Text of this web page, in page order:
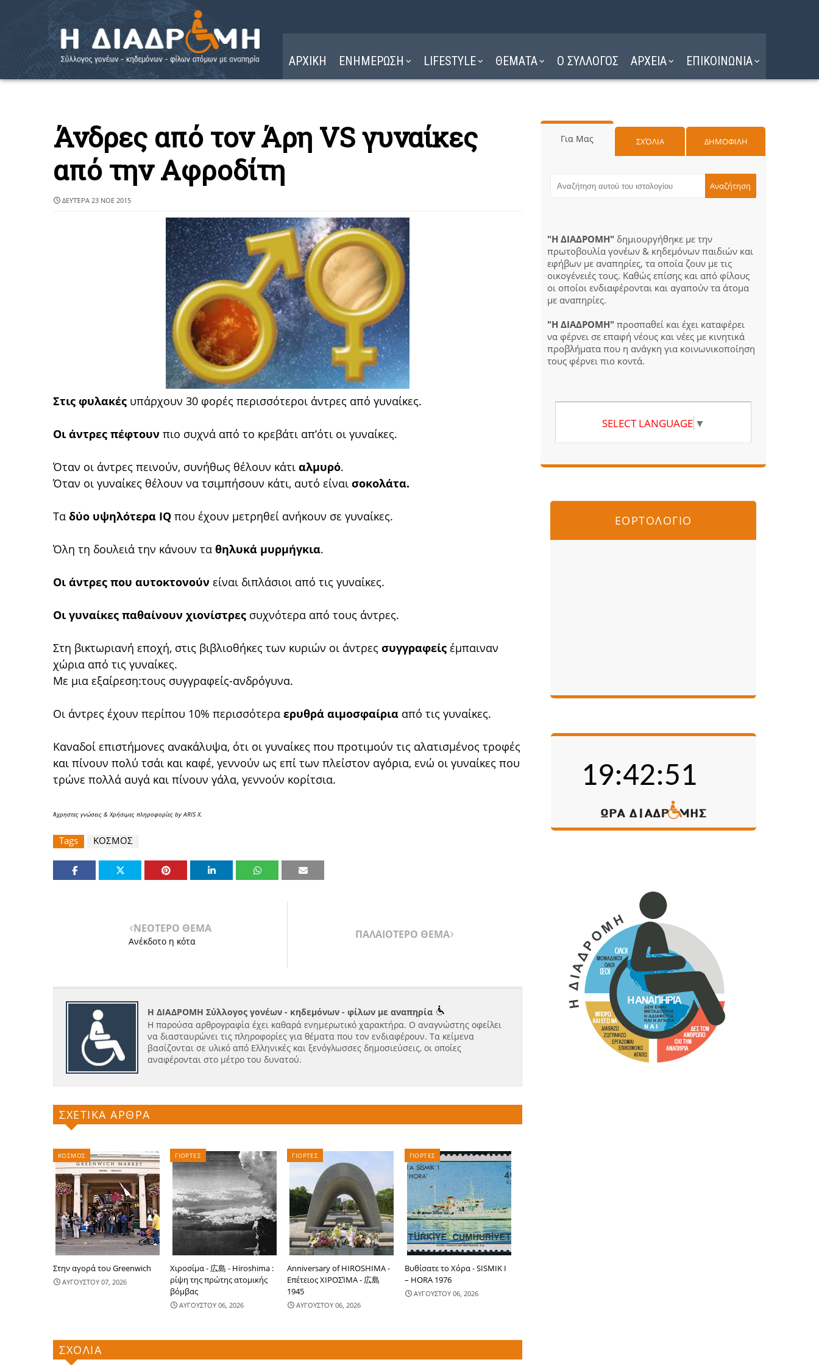
ΑΡΧΙΚΗ ΕΝΗΜΕΡΩΣΗ LIFESTYLE ΘΕΜΑΤΑ Ο ΣΥΛΛΟΓΟΣ ΑΡΧΕΙΑ ΕΠΙΚΟΙΝΩΝΙΑ
Άνδρες από τον Άρη VS γυναίκες
από την Αφροδίτη
ΔΕΥΤΈΡΑ 23 ΝΟΕ 2015
Στις φυλακές υπάρχουν 30 φορές περισσότεροι άντρες από γυναίκες.
Οι άντρες πέφτουν πιο συχνά από το κρεβάτι απ’ότι οι γυναίκες.
Όταν οι άντρες πεινούν, συνήθως θέλουν κάτι αλμυρό.
Όταν οι γυναίκες θέλουν να τσιμπήσουν κάτι, αυτό είναι σοκολάτα.
Τα δύο υψηλότερα IQ που έχουν μετρηθεί ανήκουν σε γυναίκες.
Όλη τη δουλειά την κάνουν τα θηλυκά μυρμήγκια.
Οι άντρες που αυτοκτονούν είναι διπλάσιοι από τις γυναίκες.
Οι γυναίκες παθαίνουν χιονίστρες συχνότερα από τους άντρες.
Στη βικτωριανή εποχή, στις βιβλιοθήκες των κυριών οι άντρες συγγραφείς έμπαιναν
χώρια από τις γυναίκες.
Με μια εξαίρεση:τους συγγραφείς-ανδρόγυνα.
Οι άντρες έχουν περίπου 10% περισσότερα ερυθρά αιμοσφαίρια από τις γυναίκες.
Καναδοί επιστήμονες ανακάλυψα, ότι οι γυναίκες που προτιμούν τις αλατισμένος τροφές
και πίνουν πολύ τσάι και καφέ, γεννούν ως επί των πλείστον αγόρια, ενώ οι γυναίκες που
τρώνε πολλά αυγά και πίνουν γάλα, γεννούν κορίτσια.
Άχρηστες γνώσεις & Χρήσιμες πληροφορίες by ARIS X.
Tags ΚΟΣΜΟΣ
ΝΕΟΤΕΡΟ ΘΕΜΑ
Ανέκδοτο η κότα
ΠΑΛΑΙΟΤΕΡΟ ΘΕΜΑ
Η ΔΙΑΔΡΟΜΗ Σύλλογος γονέων - κηδεμόνων - φίλων με αναπηρία
Η παρούσα αρθρογραφία έχει καθαρά ενημερωτικό χαρακτήρα. Ο αναγνώστης οφείλει
να διασταυρώνει τις πληροφορίες για θέματα που τον ενδιαφέρουν. Τα κείμενα
βασίζονται σε υλικό από Ελληνικές και ξενόγλωσσες δημοσιεύσεις, οι οποίες
αναφέρονται στο μέτρο του δυνατού.
ΣΧΕΤΙΚΑ ΑΡΘΡΑ
ΚΟΣΜΟΣ
Στην αγορά του Greenwich
ΑΥΓΟΥΣΤΟΥ 07, 2026
ΓΙΟΡΤΕΣ
Χιροσίμα - 広島 - Hiroshima :
ρίψη της πρώτης ατομικής
βόμβας
ΑΥΓΟΥΣΤΟΥ 06, 2026
ΓΙΟΡΤΕΣ
Anniversary of HIROSHIMA -
Επέτειος ΧΙΡΟΣΊΜΑ - 広島
1945
ΑΥΓΟΥΣΤΟΥ 06, 2026
ΓΙΟΡΤΕΣ
Βυθίσατε το Χόρα - SISMIK I
– HORA 1976
ΑΥΓΟΥΣΤΟΥ 06, 2026
ΣΧΟΛΙΑ
Για Μας ΣΧΌΛΙΑ ΔΗΜΟΦΙΛΗ
"Η ΔΙΑΔΡΟΜΗ" δημιουργήθηκε με την
πρωτοβουλία γονέων & κηδεμόνων παιδιών και
εφήβων με αναπηρίες, τα οποία ζουν με τις
οικογένειές τους. Καθώς επίσης και από φίλους
οι οποίοι ενδιαφέρονται και αγαπούν τα άτομα
με αναπηρίες.
"Η ΔΙΑΔΡΟΜΗ" προσπαθεί και έχει καταφέρει
να φέρνει σε επαφή νέους και νέες με κινητικά
προβλήματα που η ανάγκη για κοινωνικοποίηση
τους φέρνει πιο κοντά.
SELECT LANGUAGE ▼
ΕΟΡΤΟΛΟΓΙΟ